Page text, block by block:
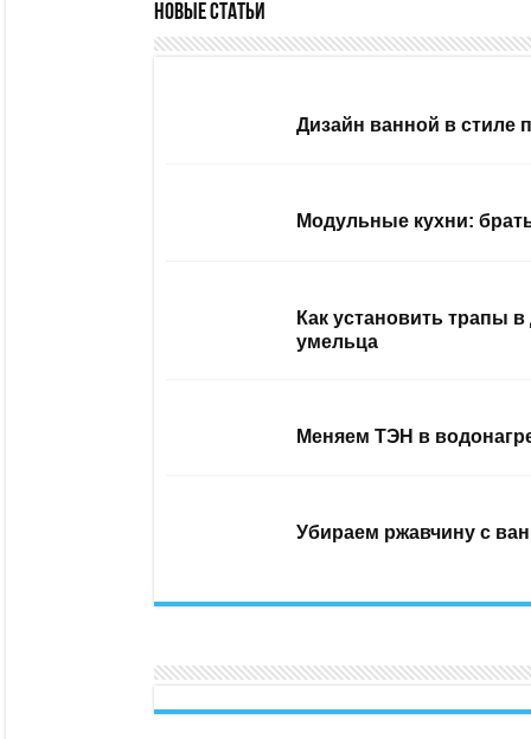
Новые статьи
Дизайн ванной в стиле
Модульные кухни:
Как установить трапы
умельца
Меняем ТЭН в
Убираем ржавчину с